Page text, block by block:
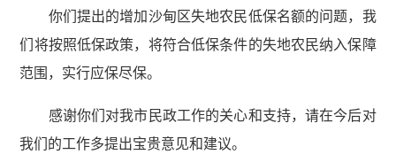
你们提出的增加沙甸区失地农民低保名额的问题，我
们将按照低保政策，将符合低保条件的失地农民纳入保障
范围，实行应保尽保。
感谢你们对我市民政工作的关心和支持，请在今后对
我们的工作多提出宝贵意见和建议。